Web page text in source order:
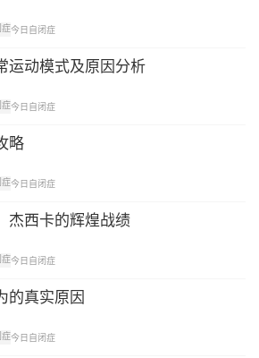
今日自闭症
运动模式及原因分析
今日自闭症
略
今日自闭症
杰西卡的辉煌战绩
今日自闭症
的真实原因
今日自闭症